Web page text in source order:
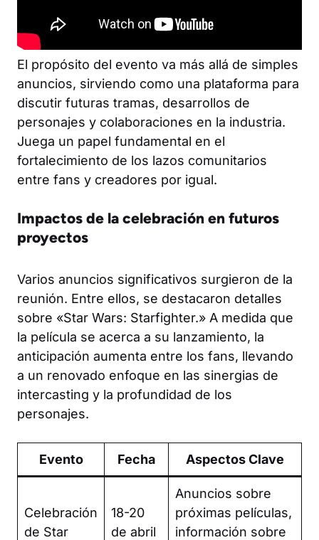
El propósito del evento va más allá de simples
anuncios, sirviendo como una plataforma para
discutir futuras tramas, desarrollos de
personajes y colaboraciones en la industria.
Juega un papel fundamental en el
fortalecimiento de los lazos comunitarios
entre fans y creadores por igual.
Impactos de la celebración en futuros
proyectos
Varios anuncios significativos surgieron de la
reunión. Entre ellos, se destacaron detalles
sobre «Star Wars: Starfighter.» A medida que
la película se acerca a su lanzamiento, la
anticipación aumenta entre los fans, llevando
a un renovado enfoque en las sinergias de
intercasting y la profundidad de los
personajes.
Evento Fecha Aspectos Clave
Celebración
de Star
18-20
de abril
Anuncios sobre
próximas películas,
información sobre